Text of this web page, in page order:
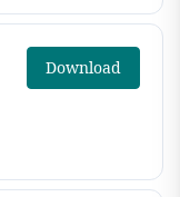
Download